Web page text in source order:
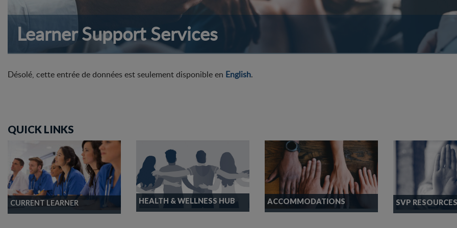
Learner Support Services
Désolé, cette entrée de données est seulement disponible en English.
QUICK LINKS
CURRENT LEARNER HEALTH & WELLNESS HUB ACCOMMODATIONS SVP RESOURCES